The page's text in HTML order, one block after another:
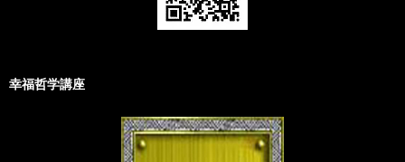
幸福哲学講座